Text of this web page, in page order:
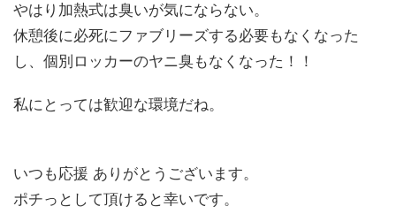
やはり加熱式は臭いが気にならない。
休憩後に必死にファブリーズする必要もなくなった
し、個別ロッカーのヤニ臭もなくなった！！
私にとっては歓迎な環境だね。
いつも応援 ありがとうございます。
ポチっとして頂けると幸いです。